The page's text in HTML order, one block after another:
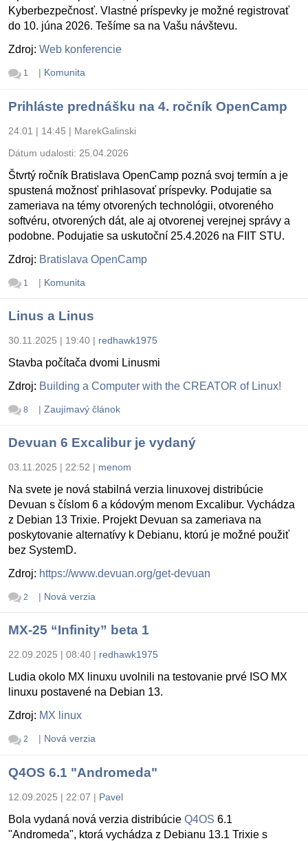
Kyberbezpečnosť. Vlastné príspevky je možné registrovať
do 10. júna 2026. Tešíme sa na Vašu návštevu.
Zdroj: Web konferencie
1 | Komunita
Prihláste prednášku na 4. ročník OpenCamp
24.01 | 14:45 | MarekGalinski
Dátum udalosti: 25.04.2026
Štvrtý ročník Bratislava OpenCamp pozná svoj termín a je
spustená možnosť prihlasovať príspevky. Podujatie sa
zameriava na témy otvorených technológii, otvoreného
softvéru, otvorených dát, ale aj otvorenej verejnej správy a
podobne. Podujatie sa uskutoční 25.4.2026 na FIIT STU.
Zdroj: Bratislava OpenCamp
1 | Komunita
Linus a Linus
30.11.2025 | 19:40 | redhawk1975
Stavba počítača dvomi Linusmi
Zdroj: Building a Computer with the CREATOR of Linux!
8 | Zaujímavý článok
Devuan 6 Excalibur je vydaný
03.11.2025 | 22:52 | menom
Na svete je nová stabilná verzia linuxovej distribúcie
Devuan s číslom 6 a kódovým menom Excalibur. Vychádza
z Debian 13 Trixie. Projekt Devuan sa zameriava na
poskytovanie alternatívy k Debianu, ktorú je možné použiť
bez SystemD.
Zdroj: https://www.devuan.org/get-devuan
2 | Nová verzia
MX-25 “Infinity” beta 1
22.09.2025 | 08:40 | redhawk1975
Ludia okolo MX linuxu uvolnili na testovanie prvé ISO MX
linuxu postavené na Debian 13.
Zdroj: MX linux
2 | Nová verzia
Q4OS 6.1 "Andromeda"
12.09.2025 | 22:07 | Pavel
Bola vydaná nová verzia distribúcie Q4OS 6.1
"Andromeda", ktorá vychádza z Debianu 13.1 Trixie s